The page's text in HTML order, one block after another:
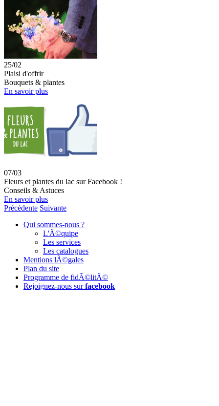
25/02
Plaisi d'offrir
Bouquets & plantes
En savoir plus
07/03
Fleurs et plantes du lac sur Facebook !
Conseils & Astuces
En savoir plus
Précédente Suivante
Qui sommes-nous ?
L'Ã©quipe
Les services
Les catalogues
Mentions lÃ©gales
Plan du site
Programme de fidÃ©litÃ©
Rejoignez-nous sur facebook